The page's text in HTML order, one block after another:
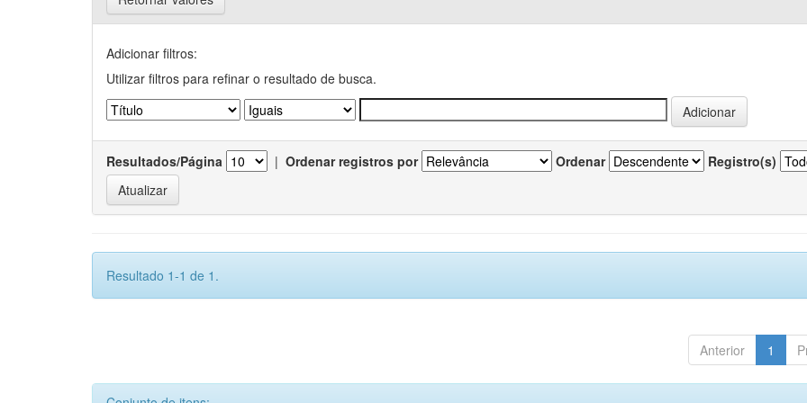
Adicionar filtros:
Utilizar filtros para refinar o resultado de busca.
Resultados/Página | Ordenar registros por Ordenar Registro(s)
Resultado 1-1 de 1.
Anterior 1